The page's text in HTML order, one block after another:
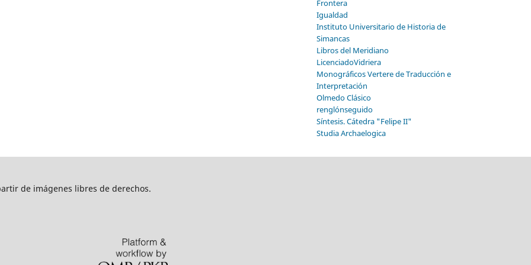
Frontera
Igualdad
Instituto Universitario de Historia de
Simancas
Libros del Meridiano
LicenciadoVidriera
Monográficos Vertere de Traducción e
Interpretación
Olmedo Clásico
renglónseguido
Síntesis. Cátedra "Felipe II"
Studia Archaelogica
de imágenes libres de derechos.